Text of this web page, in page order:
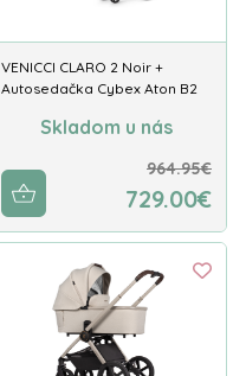
VENICCI CLARO 2 Noir +
Autosedačka Cybex Aton B2
Skladom u nás
964.95€
729.00€